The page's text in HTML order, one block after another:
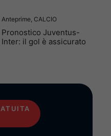
Anteprime, CALCIO
Pronostico Juventus-
Inter: il gol è assicurato